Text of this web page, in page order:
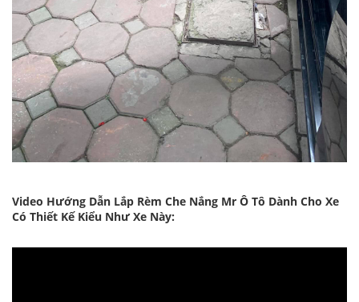
Video Hướng Dẫn Lắp Rèm Che Nắng Mr Ô Tô Dành Cho Xe
Có Thiết Kế Kiểu Như Xe Này: